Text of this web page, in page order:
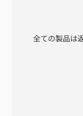
全ての製品は